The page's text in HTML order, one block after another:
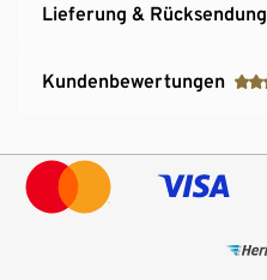
Lieferung & Rücksendung
Kundenbewertungen